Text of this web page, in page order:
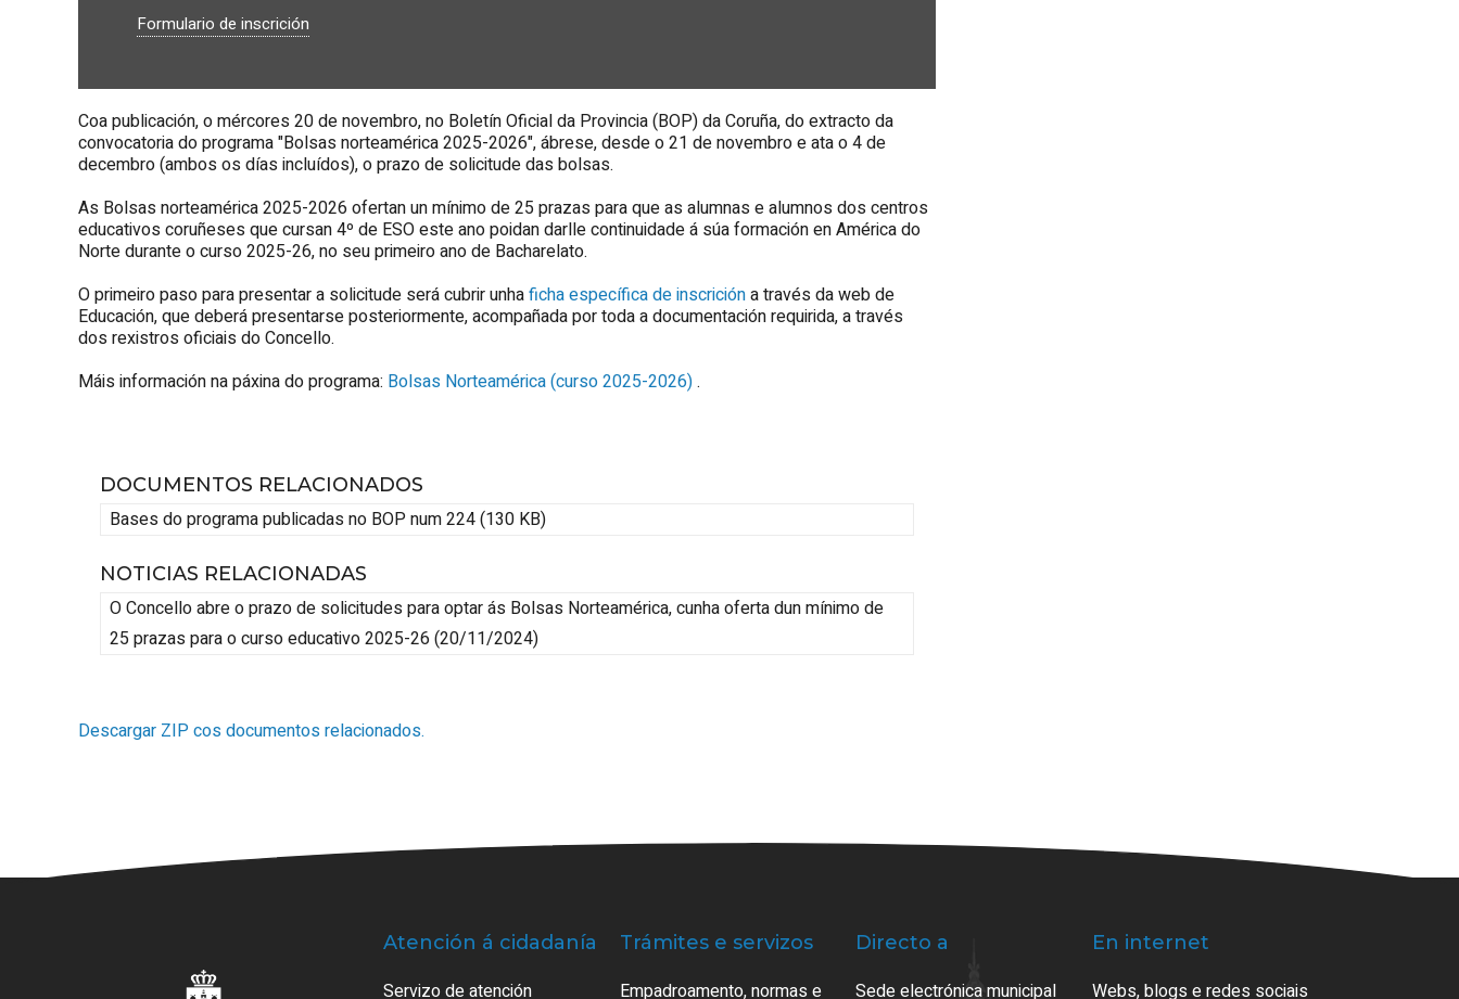
Formulario de inscrición
Coa publicación, o mércores 20 de novembro, no Boletín Oficial da Provincia (BOP) da Coruña, do extracto da
convocatoria do programa "Bolsas norteamérica 2025-2026", ábrese, desde o 21 de novembro e ata o 4 de
decembro (ambos os días incluídos), o prazo de solicitude das bolsas.
As Bolsas norteamérica 2025-2026 ofertan un mínimo de 25 prazas para que as alumnas e alumnos dos centros
educativos coruñeses que cursan 4º de ESO este ano poidan darlle continuidade á súa formación en América do
Norte durante o curso 2025-26, no seu primeiro ano de Bacharelato.
O primeiro paso para presentar a solicitude será cubrir unhaficha específica de inscricióna través da web de
Educación, que deberá presentarse posteriormente, acompañada por toda a documentación requirida, a través
dos rexistros oficiais do Concello.
Máis información na páxina do programa: Bolsas Norteamérica (curso 2025-2026).
DOCUMENTOS RELACIONADOS
Bases do programa publicadas no BOP num 224 (130 KB)
NOTICIAS RELACIONADAS
O Concello abre o prazo de solicitudes para optar ás Bolsas Norteamérica, cunha oferta dun mínimo de
25 prazas para o curso educativo 2025-26 (20/11/2024)
Descargar ZIP cos documentos relacionados.
Atención á cidadanía
Servizo de atención
Trámites e servizos
Empadroamento, normas e
Directo a
Sede electrónica municipal
En internet
Webs, blogs e redes sociais